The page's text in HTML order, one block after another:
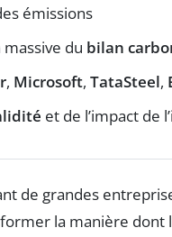
émissions
du bilan
, Microsoft, TataSteel,
et de l’impact de
de grandes
la manière dont